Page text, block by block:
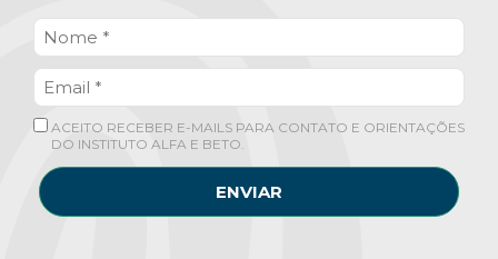
ACEITO RECEBER E-MAILS PARA CONTATO E ORIENTAÇÕES
DO INSTITUTO ALFA E BETO.
ENVIAR